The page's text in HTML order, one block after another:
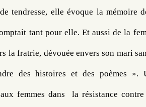
tendresse, elle évoque la mémoire
tant pour elle. Et aussi de la
la fratrie, dévouée envers son mari
des histoires et des poèmes ».
femmes dans  la résistance